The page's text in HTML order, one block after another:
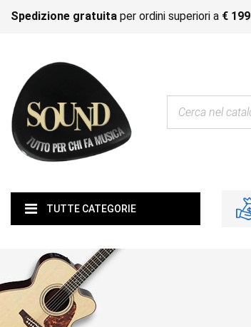
Spedizione gratuita per ordini superiori a € 199
TUTTE CATEGORIE